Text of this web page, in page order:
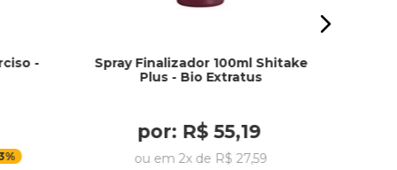
-
Spray Finalizador 100ml Shitake
Plus - Bio Extratus
por: R$ 55,19
ou em2x de R$ 27,59